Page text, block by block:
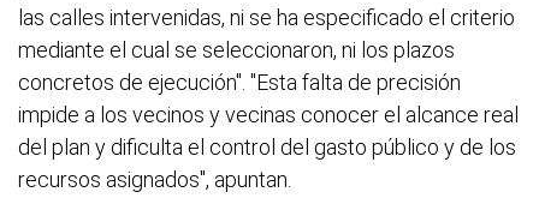
las calles intervenidas, ni se ha especificado el criterio
mediante el cual se seleccionaron, ni los plazos
concretos de ejecución". "Esta falta de precisión
impide a los vecinos y vecinas conocer el alcance real
del plan y dificulta el control del gasto público y de los
recursos asignados", apuntan.